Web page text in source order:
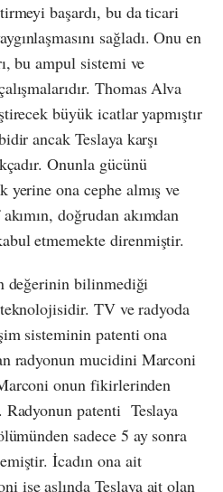
başardı, bu da ticari
sağladı. Onu en
bu ampul sistemi ve
Thomas Alva
büyük icatlar yapmıştır
ancak Teslaya karşı
Onunla gücünü
ona cephe almış ve
doğrudan akımdan
etmemekte direnmiştir.
değerinin bilinmediği
TV ve radyoda
sisteminin patenti ona
radyonun mucidini Marconi
onun fikirlerinden
patenti Teslaya
sadece 5 ay sonra
İcadın ona ait
ise aslında Teslaya ait olan